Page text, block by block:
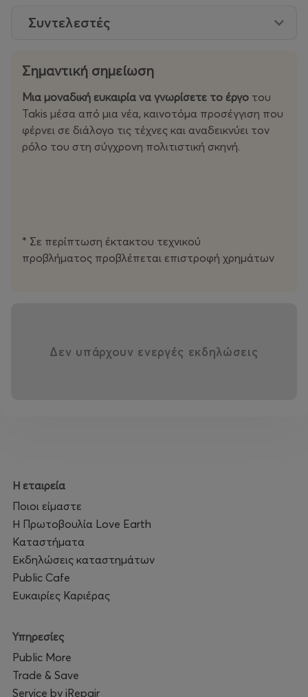
Συντελεστές
Σημαντική σημείωση
Μια μοναδική ευκαιρία να γνωρίσετε το έργο του
Takis μέσα από μια νέα, καινοτόμα προσέγγιση που
φέρνει σε διάλογο τις τέχνες και αναδεικνύει τον
ρόλο του στη σύγχρονη πολιτιστική σκηνή.
* Σε περίπτωση έκτακτου τεχνικού
προβλήματος προβλέπεται επιστροφή χρημάτων
Δεν υπάρχουν ενεργές εκδηλώσεις
Η εταιρεία
Ποιοι είμαστε
Η Πρωτοβουλία Love Earth
Καταστήματα
Εκδηλώσεις καταστημάτων
Public Cafe
Ευκαιρίες Καριέρας
Υπηρεσίες
Public More
Trade & Save
Service by iRepair